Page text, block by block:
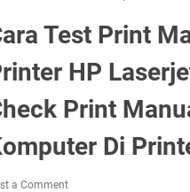
Test Print
HP
Print
Di
a Comment